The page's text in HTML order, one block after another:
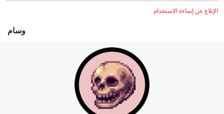
الإبلاغ عن إساءة الاستخدام
وسام